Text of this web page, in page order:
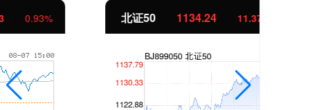
北证50 1134.24 11.37 1.01%